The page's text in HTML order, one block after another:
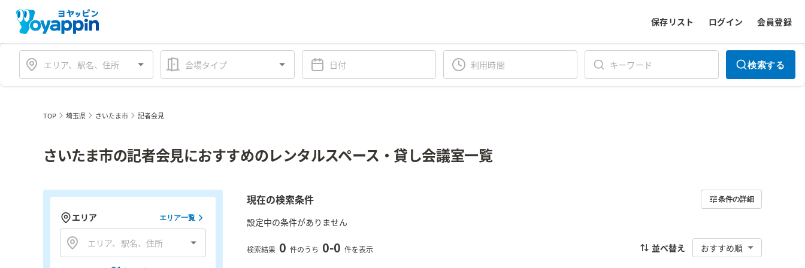
保存リスト ログイン 会員登録
会場タイプ 検索する
TOP 埼玉県 さいたま市 記者会見
さいたま市の記者会見におすすめのレンタルスペース・貸し会議室一覧
現在の検索条件 条件の詳細
設定中の条件がありません
検索結果 0 件のうち 0-0 件を表示 並べ替え おすすめ順
エリア エリア一覧